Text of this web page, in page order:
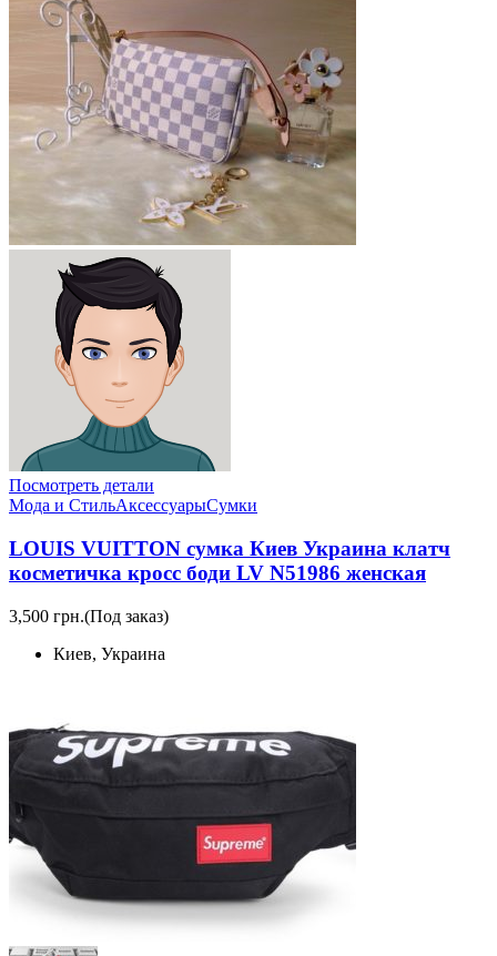
Посмотреть детали
Мода и СтильАксессуарыСумки
LOUIS VUITTON сумка Киев Украина клатч
косметичка кросс боди LV N51986 женская
3,500 грн.(Под заказ)
Киев, Украина